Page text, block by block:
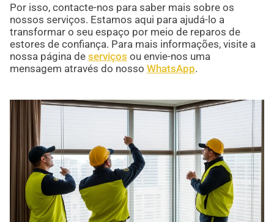
Por isso, contacte-nos para saber mais sobre os
nossos serviços. Estamos aqui para ajudá-lo a
transformar o seu espaço por meio de reparos de
estores de confiança. Para mais informações, visite a
nossa página de serviços ou envie-nos uma
mensagem através do nosso WhatsApp.